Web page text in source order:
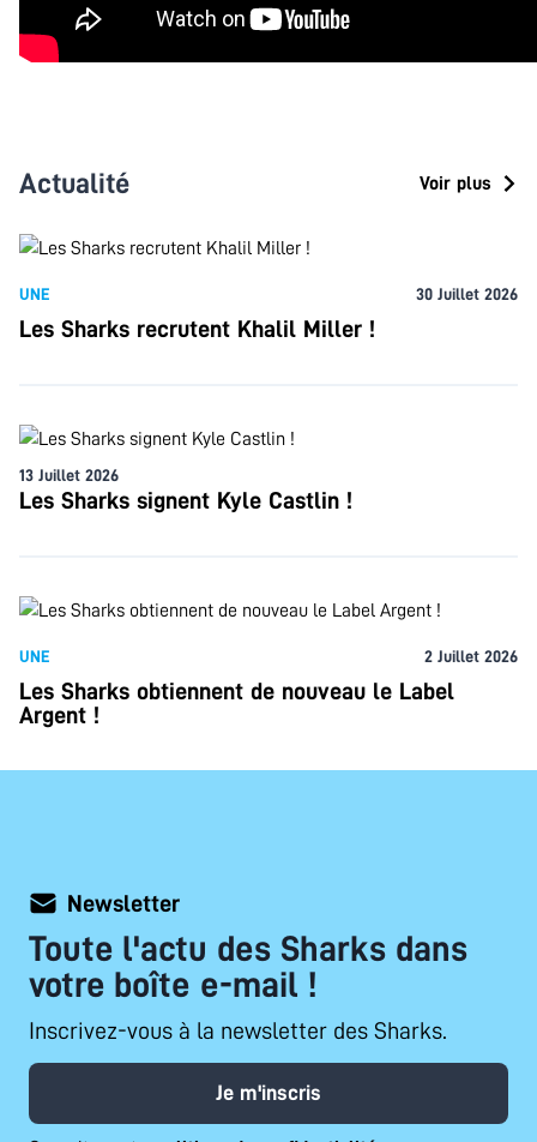
Actualité Voir plus
UNE 30 Juillet 2026
Les Sharks recrutent Khalil Miller !
13 Juillet 2026
Les Sharks signent Kyle Castlin !
UNE 2 Juillet 2026
Les Sharks obtiennent de nouveau le Label
Argent !
Newsletter
Toute l'actu des Sharks dans
votre boîte e-mail !
Inscrivez-vous à la newsletter des Sharks.
Je m'inscris